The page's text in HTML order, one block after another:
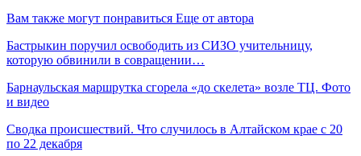
Вам также могут понравиться Еще от автора
Бастрыкин поручил освободить из СИЗО учительницу,
которую обвинили в совращении…
Барнаульская маршрутка сгорела «до скелета» возле ТЦ. Фото
и видео
Сводка происшествий. Что случилось в Алтайском крае с 20
по 22 декабря